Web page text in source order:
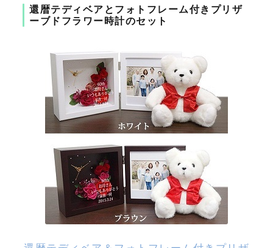
還暦テディベアとフォトフレーム付きプリザ
ーブドフラワー時計のセット